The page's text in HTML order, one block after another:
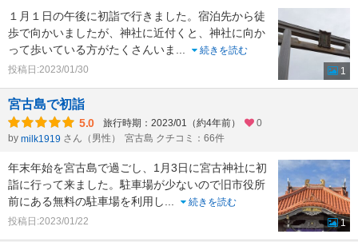
１月１日の午後に初詣で行きました。宿泊先から徒
歩で向かいましたが、神社に近付くと、神社に向か
って歩いている方がたくさんいま
続きを読む
投稿日:2023/01/30
1
宮古島で初詣
5.0 旅行時期：2023/01（約4年前）
0
by milk1919 さん（男性） 宮古島 クチコミ：66件
年末年始を宮古島で過ごし、1月3日に宮古神社に初
詣に行って来ました。駐車場が少ないので旧市役所
前にある無料の駐車場を利用し
続きを読む
投稿日:2023/01/22
1